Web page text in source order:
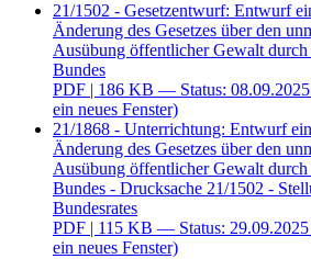
21/1502 - Gesetzentwurf: Entwurf
Änderung des Gesetzes über den
Ausübung öffentlicher Gewalt durch
Bundes
PDF | 186 KB — Status: 08.09.2025
ein neues Fenster)
21/1868 - Unterrichtung: Entwurf
Änderung des Gesetzes über den
Ausübung öffentlicher Gewalt durch
Bundes - Drucksache 21/1502 -
Bundesrates
PDF | 115 KB — Status: 29.09.2025
ein neues Fenster)